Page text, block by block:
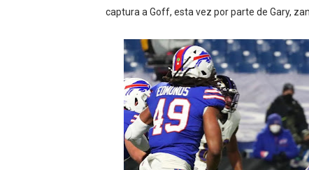
captura a Goff, esta vez por parte de Gary,